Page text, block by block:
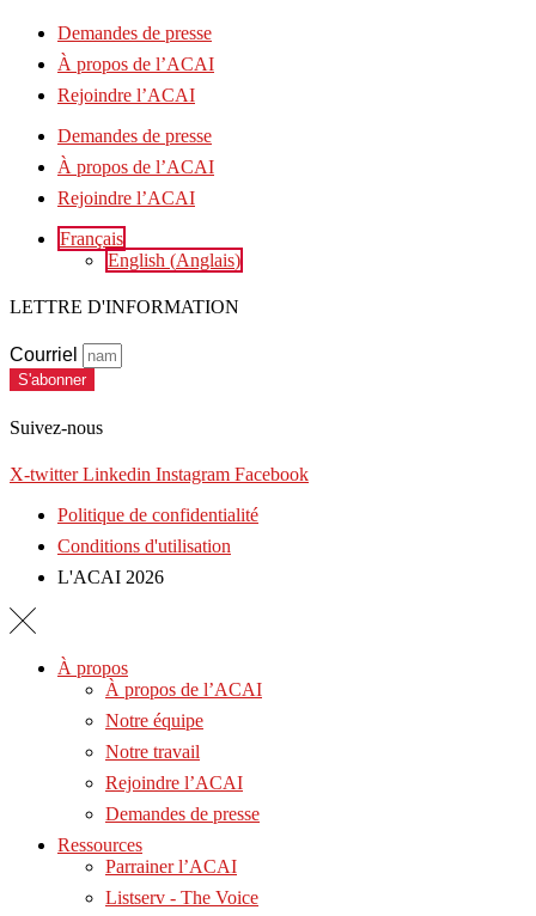
Demandes de presse
À propos de l’ACAI
Rejoindre l’ACAI
Demandes de presse
À propos de l’ACAI
Rejoindre l’ACAI
Français
English (Anglais)
LETTRE D'INFORMATION
Courriel
S'abonner
Suivez-nous
X-twitter Linkedin Instagram Facebook
Politique de confidentialité
Conditions d'utilisation
L'ACAI 2026
À propos
À propos de l’ACAI
Notre équipe
Notre travail
Rejoindre l’ACAI
Demandes de presse
Ressources
Parrainer l’ACAI
Listserv - The Voice